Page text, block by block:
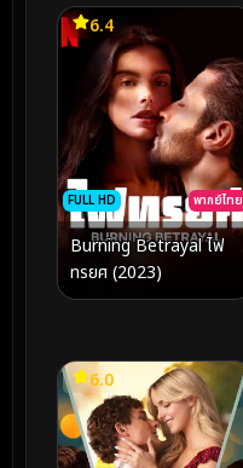
FULL HD พากย์ไทย
6.4
Burning Betrayal ไฟ
ทรยศ (2023)
6.0